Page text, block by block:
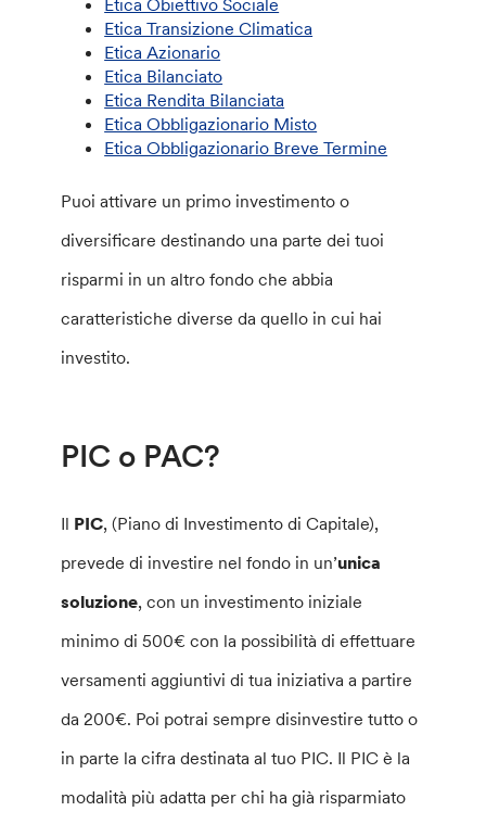
Etica Obiettivo Sociale
Etica Transizione Climatica
Etica Azionario
Etica Bilanciato
Etica Rendita Bilanciata
Etica Obbligazionario Misto
Etica Obbligazionario Breve Termine
Puoi attivare un primo investimento o
diversificare destinando una parte dei tuoi
risparmi in un altro fondo che abbia
caratteristiche diverse da quello in cui hai
investito.
PIC o PAC?
Il PIC, (Piano di Investimento di Capitale),
prevede di investire nel fondo in un’unica
soluzione, con un investimento iniziale
minimo di 500€ con la possibilità di effettuare
versamenti aggiuntivi di tua iniziativa a partire
da 200€. Poi potrai sempre disinvestire tutto o
in parte la cifra destinata al tuo PIC. Il PIC è la
modalità più adatta per chi ha già risparmiato